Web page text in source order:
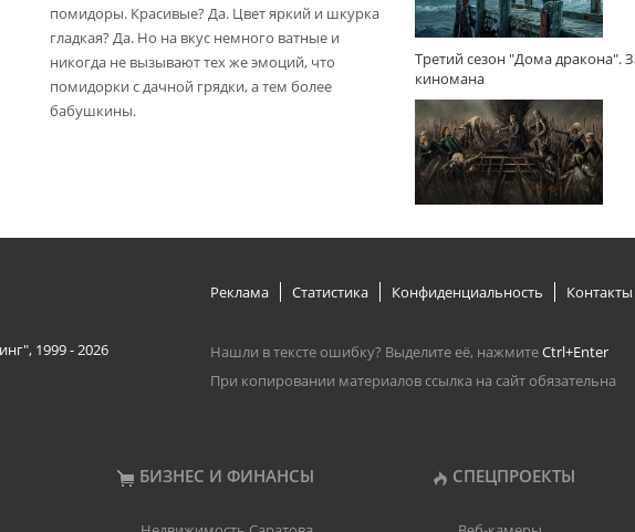
помидоры. Красивые? Да. Цвет яркий и шкурка
гладкая? Да. Но на вкус немного ватные и
никогда не вызывают тех же эмоций, что
помидорки с дачной грядки, а тем более
бабушкины.
Третий сезон "Дома дракона".
киномана
1999 - 2026
Реклама Статистика Конфиденциальность Контакты
Нашли в тексте ошибку? Выделите её, нажмитеCtrl+Enter
При копировании материалов ссылка на сайт обязательна
БИЗНЕС И ФИНАНСЫ СПЕЦПРОЕКТЫ